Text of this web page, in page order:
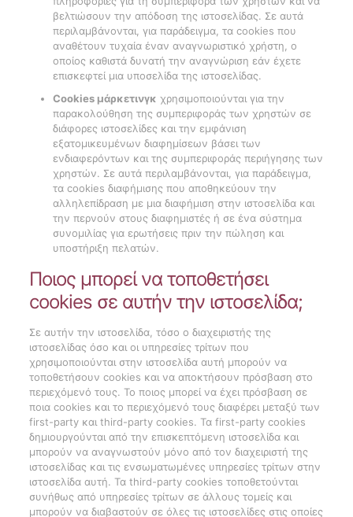
βελτιώσουν την απόδοση της ιστοσελίδας. Σε αυτά
περιλαμβάνονται, για παράδειγμα, τα cookies που
αναθέτουν τυχαία έναν αναγνωριστικό χρήστη, ο
οποίος καθιστά δυνατή την αναγνώριση εάν έχετε
επισκεφτεί μια υποσελίδα της ιστοσελίδας.
Cookies μάρκετινγκ χρησιμοποιούνται για την
παρακολούθηση της συμπεριφοράς των χρηστών σε
διάφορες ιστοσελίδες και την εμφάνιση
εξατομικευμένων διαφημίσεων βάσει των
ενδιαφερόντων και της συμπεριφοράς περιήγησης των
χρηστών. Σε αυτά περιλαμβάνονται, για παράδειγμα,
τα cookies διαφήμισης που αποθηκεύουν την
αλληλεπίδραση με μια διαφήμιση στην ιστοσελίδα και
την περνούν στους διαφημιστές ή σε ένα σύστημα
συνομιλίας για ερωτήσεις πριν την πώληση και
υποστήριξη πελατών.
Ποιος μπορεί να τοποθετήσει
cookies σε αυτήν την ιστοσελίδα;
Σε αυτήν την ιστοσελίδα, τόσο ο διαχειριστής της
ιστοσελίδας όσο και οι υπηρεσίες τρίτων που
χρησιμοποιούνται στην ιστοσελίδα αυτή μπορούν να
τοποθετήσουν cookies και να αποκτήσουν πρόσβαση στο
περιεχόμενό τους. Το ποιος μπορεί να έχει πρόσβαση σε
ποια cookies και το περιεχόμενό τους διαφέρει μεταξύ των
first-party και third-party cookies. Τα first-party cookies
δημιουργούνται από την επισκεπτόμενη ιστοσελίδα και
μπορούν να αναγνωστούν μόνο από τον διαχειριστή της
ιστοσελίδας και τις ενσωματωμένες υπηρεσίες τρίτων στην
ιστοσελίδα αυτή. Τα third-party cookies τοποθετούνται
συνήθως από υπηρεσίες τρίτων σε άλλους τομείς και
μπορούν να διαβαστούν σε όλες τις ιστοσελίδες στις οποίες